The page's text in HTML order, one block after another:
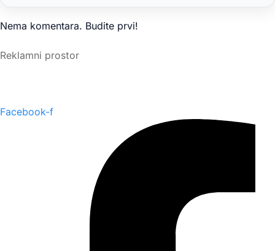
Nema komentara. Budite prvi!
Reklamni prostor
Facebook-f